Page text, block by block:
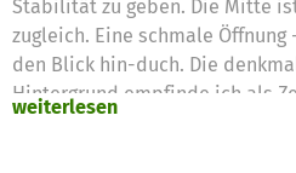
Stabilität zu geben. Die Mitte
zugleich. Eine schmale
den Blick hin-duch. Die
Hintergrund empfinde ich als
weiterlesen